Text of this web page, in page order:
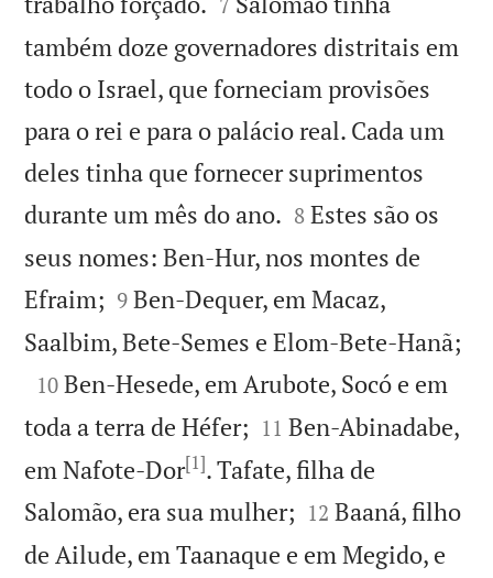
também doze governadores distritais em
todo o Israel, que forneciam provisões
para o rei e para o palácio real. Cada um
deles tinha que fornecer suprimentos
durante um mês do ano. 

8 Estes são os
seus nomes: Ben-Hur, nos montes de
Efraim; 

9 Ben-Dequer, em Macaz,
Saalbim, Bete-Semes e Elom-Bete-Hanã;

10 Ben-Hesede, em Arubote, Socó e em
toda a terra de Héfer; 

11 Ben-Abinadabe,
em Nafote-Dor[1]. Tafate, filha de
Salomão, era sua mulher; 

12 Baaná, filho
de Ailude, em Taanaque e em Megido, e